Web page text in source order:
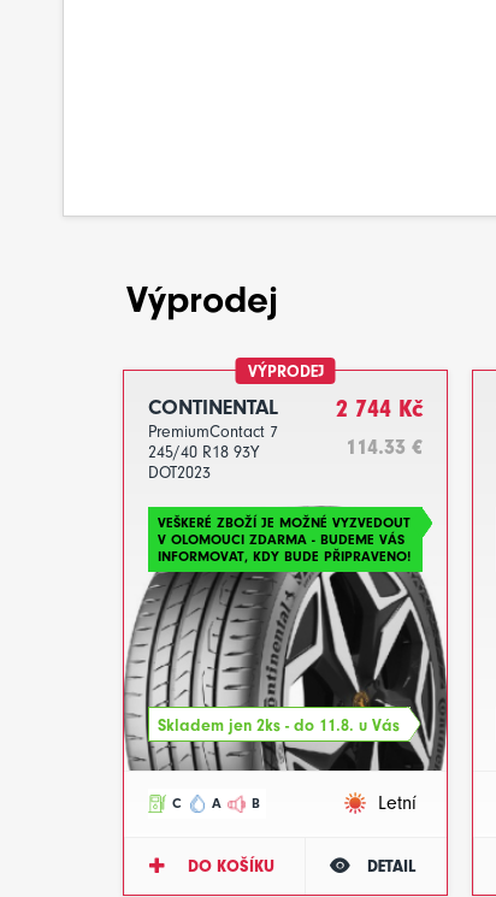
Výprodej
VÝPRODEJ
CONTINENTAL
PremiumContact 7
245/40 R18 93Y
DOT2023
2 744 Kč
114.33 €
VEŠKERÉ ZBOŽÍ JE MOŽNÉ VYZVEDOUT
V OLOMOUCI ZDARMA - BUDEME VÁS
INFORMOVAT, KDY BUDE PŘIPRAVENO!
Skladem jen 2ks - do 11.8. u Vás
C A B Letní
DO KOŠÍKU DETAIL